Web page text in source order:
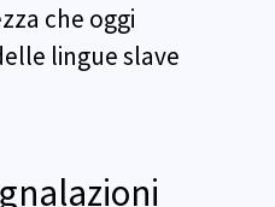
che oggi
lingue slave